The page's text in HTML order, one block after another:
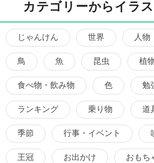
カテゴリーからイラ
じゃんけん 世界 人物
鳥 魚 昆虫 植
食べ物・飲み物 色 勉
ランキング 乗り物 道
季節 行事・イベント
王冠 お出かけ おもち